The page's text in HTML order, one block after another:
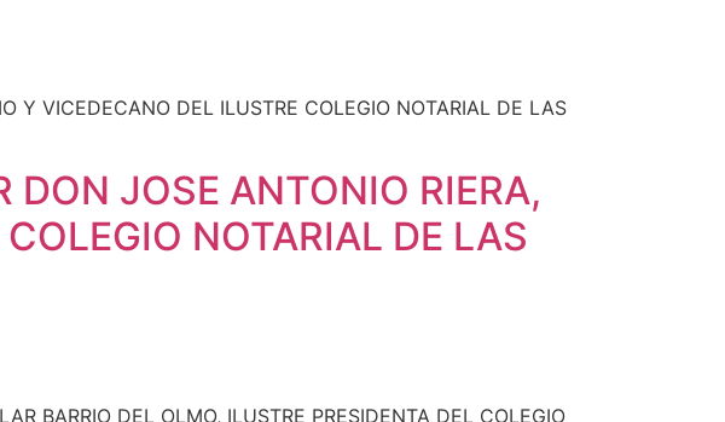
JOSE ANTONIO RIERA,
NOTARIAL DE LAS